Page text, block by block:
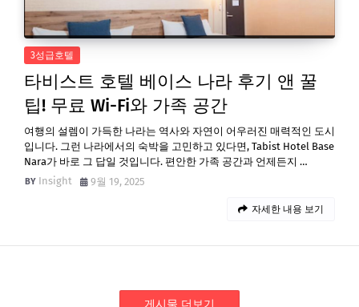
3성급호텔
타비스트 호텔 베이스 나라 후기 앤 꿀
팁! 무료 Wi-Fi와 가족 공간
여행의 설렘이 가득한 나라는 역사와 자연이 어우러진 매력적인 도시
입니다. 그런 나라에서의 숙박을 고민하고 있다면, Tabist Hotel Base
Nara가 바로 그 답일 것입니다. 편안한 가족 공간과 언제든지 …
Insight
9월 19, 2025
자세한 내용 보기
게시물 더보기